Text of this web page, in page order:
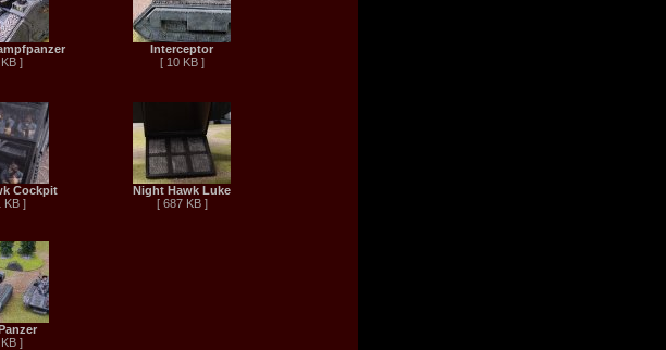
]
Interceptor
[ 10 KB ]
Cockpit
KB ]
Night Hawk Luke
[ 687 KB ]
]